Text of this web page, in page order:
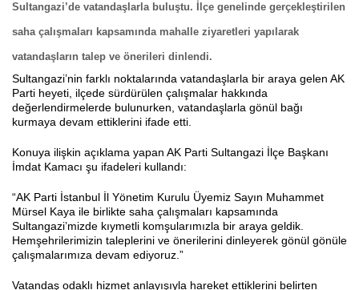
Sultangazi’de vatandaşlarla buluştu. İlçe genelinde gerçekleştirilen
saha çalışmaları kapsamında mahalle ziyaretleri yapılarak
vatandaşların talep ve önerileri dinlendi.
Sultangazi’nin farklı noktalarında vatandaşlarla bir araya gelen AK
Parti heyeti, ilçede sürdürülen çalışmalar hakkında
değerlendirmelerde bulunurken, vatandaşlarla gönül bağı
kurmaya devam ettiklerini ifade etti.
Konuya ilişkin açıklama yapan AK Parti Sultangazi İlçe Başkanı
İmdat Kamacı şu ifadeleri kullandı:
“AK Parti İstanbul İl Yönetim Kurulu Üyemiz Sayın Muhammet
Mürsel Kaya ile birlikte saha çalışmaları kapsamında
Sultangazi’mizde kıymetli komşularımızla bir araya geldik.
Hemşehrilerimizin taleplerini ve önerilerini dinleyerek gönül gönüle
çalışmalarımıza devam ediyoruz.”
Vatandaş odaklı hizmet anlayışıyla hareket ettiklerini belirten